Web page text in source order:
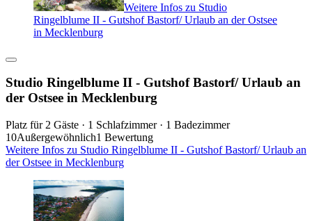
Weitere Infos zu Studio
Ringelblume II - Gutshof Bastorf/ Urlaub an der Ostsee
in Mecklenburg
Studio Ringelblume II - Gutshof Bastorf/ Urlaub an
der Ostsee in Mecklenburg
Platz für 2 Gäste · 1 Schlafzimmer · 1 Badezimmer
10Außergewöhnlich1 Bewertung
Weitere Infos zu Studio Ringelblume II - Gutshof Bastorf/ Urlaub an
der Ostsee in Mecklenburg